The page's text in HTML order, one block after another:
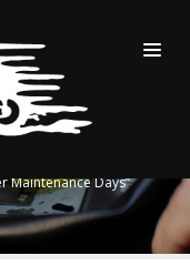
Maintenance Days”